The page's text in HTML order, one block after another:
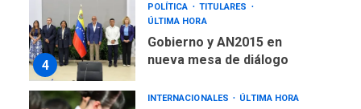
4
POLÍTICA
TITULARES
ÚLTIMA HORA
Gobierno y AN2015 en
nueva mesa de diálogo
INTERNACIONALES ÚLTIMA HORA